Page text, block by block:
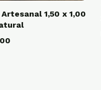
1,50 x 1,00